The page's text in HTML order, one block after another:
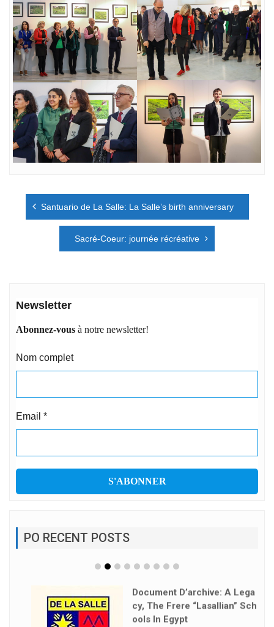
Navigation
Santuario de La Salle: La Salle’s birth anniversary
Sacré-Coeur: journée récréative
Newsletter
Abonnez-vous à notre newsletter!
Nom complet
Email *
PO RECENT POSTS
Document D’archive: A Lega
Cy, The Frere “Lasallian” Sch
Ools In Egypt